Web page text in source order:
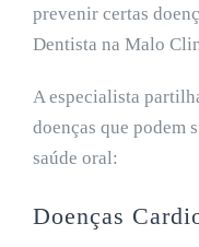
prevenir certas
Dentista na Malo
A especialista
doenças que podem
saúde oral:
Doenças